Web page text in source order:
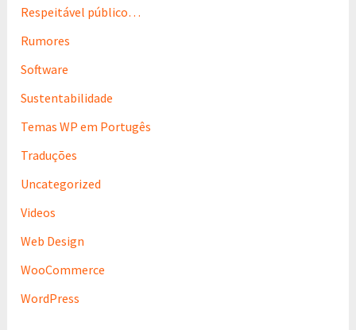
Respeitável público…
Rumores
Software
Sustentabilidade
Temas WP em Portugês
Traduções
Uncategorized
Videos
Web Design
WooCommerce
WordPress